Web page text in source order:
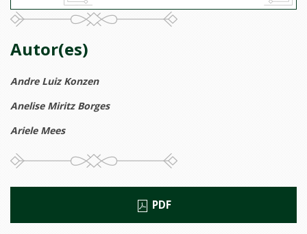
Autor(es)
Andre Luiz Konzen
Anelise Miritz Borges
Ariele Mees
PDF